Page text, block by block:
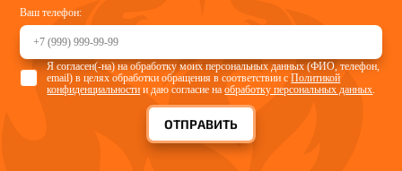
Ваш телефон:
ОТПРАВИТЬ
Я согласен(-на) на обработку моих персональных данных (ФИО, телефон,
email) в целях обработки обращения в соответствии сПолитикой
конфиденциальности и даю согласие наобработку персональных данных